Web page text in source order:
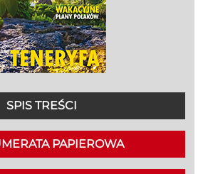
SPIS TREŚCI
PAPIEROWA